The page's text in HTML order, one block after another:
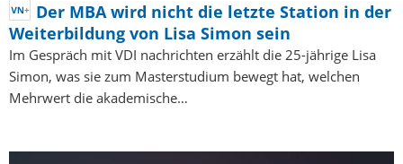
Der MBA wird nicht die letzte Station in der
Weiterbildung von Lisa Simon sein
Im Gespräch mit VDI nachrichten erzählt die 25-jährige Lisa
Simon, was sie zum Masterstudium bewegt hat, welchen
Mehrwert die akademische…